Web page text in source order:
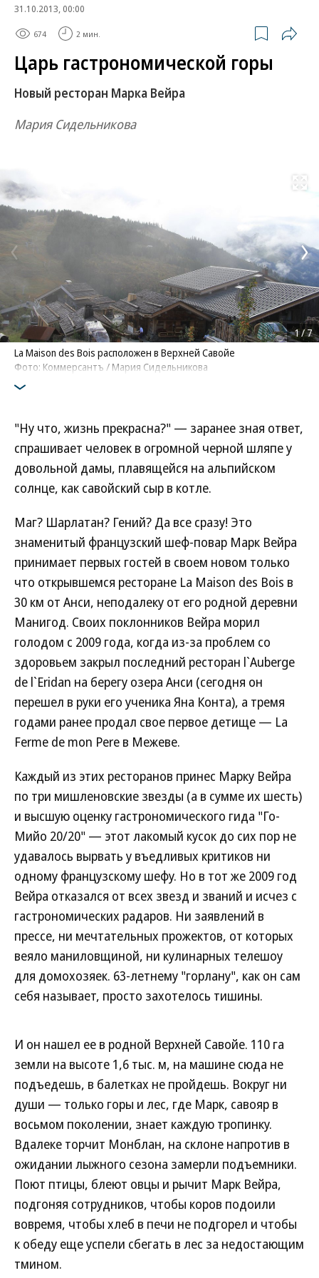
31.10.2013, 00:00
674 2 мин.
Царь гастрономической горы
Новый ресторан Марка Вейра
Мария Сидельникова
La Maison des Bois расположен в Верхней Савойе
Фото: Коммерсантъ / Мария Сидельникова
1/7
"Ну что, жизнь прекрасна?" — заранее зная ответ,
спрашивает человек в огромной черной шляпе у
довольной дамы, плавящейся на альпийском
солнце, как савойский сыр в котле.
Маг? Шарлатан? Гений? Да все сразу! Это
знаменитый французский шеф-повар Марк Вейра
принимает первых гостей в своем новом только
что открывшемся ресторане La Maison des Bois в
30 км от Анси, неподалеку от его родной деревни
Манигод. Своих поклонников Вейра морил
голодом с 2009 года, когда из-за проблем со
здоровьем закрыл последний ресторан l`Auberge
de l`Eridan на берегу озера Анси (сегодня он
перешел в руки его ученика Яна Конта), а тремя
годами ранее продал свое первое детище — La
Ferme de mon Pere в Межеве.
Каждый из этих ресторанов принес Марку Вейра
по три мишленовские звезды (а в сумме их шесть)
и высшую оценку гастрономического гида "Го-
Мийо 20/20" — этот лакомый кусок до сих пор не
удавалось вырвать у въедливых критиков ни
одному французскому шефу. Но в тот же 2009 год
Вейра отказался от всех звезд и званий и исчез с
гастрономических радаров. Ни заявлений в
прессе, ни мечтательных прожектов, от которых
веяло маниловщиной, ни кулинарных телешоу
для домохозяек. 63-летнему "горлану", как он сам
себя называет, просто захотелось тишины.
И он нашел ее в родной Верхней Савойе. 110 га
земли на высоте 1,6 тыс. м, на машине сюда не
подъедешь, в балетках не пройдешь. Вокруг ни
души — только горы и лес, где Марк, савояр в
восьмом поколении, знает каждую тропинку.
Вдалеке торчит Монблан, на склоне напротив в
ожидании лыжного сезона замерли подъемники.
Поют птицы, блеют овцы и рычит Марк Вейра,
подгоняя сотрудников, чтобы коров подоили
вовремя, чтобы хлеб в печи не подгорел и чтобы
к обеду еще успели сбегать в лес за недостающим
тмином.